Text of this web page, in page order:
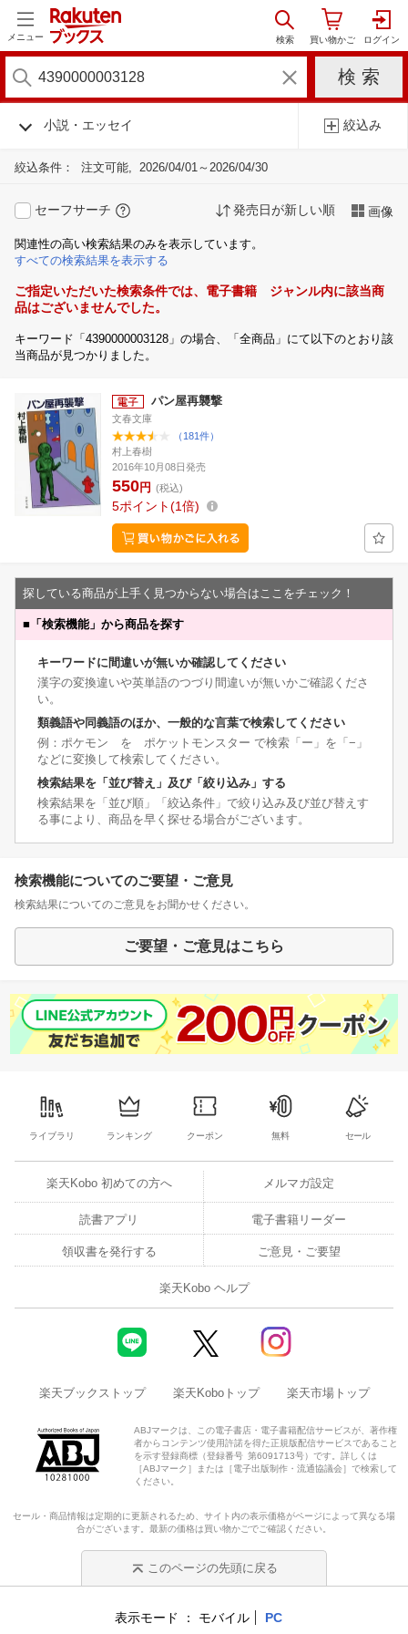
メニュー
小説・エッセイ 絞込み
絞込条件： 注文可能 2026/04/01～2026/04/30
セーフサーチ 発売日が新しい順 画像
関連性の高い検索結果のみを表示しています。
すべての検索結果を表示する
ご指定いただいた検索条件では、電子書籍 ジャンル内に該当商
品はございませんでした。
キーワード「4390000003128」の場合、「全商品」にて以下のとおり該
当商品が見つかりました。
パン屋再襲撃
文春文庫
（181件）
村上春樹
2016年10月08日発売
550円 (税込)
5ポイント 1倍
探している商品が上手く見つからない場合はここをチェック！
■ 「検索機能」から商品を探す
キーワードに間違いが無いか確認してください
漢字の変換違いや英単語のつづり間違いが無いかご確認くださ
い。
類義語や同義語のほか、一般的な言葉で検索してください
例：ポケモン を ポケットモンスター で検索「ー」を「−」
などに変換して検索してください。
検索結果を「並び替え」及び「絞り込み」する
検索結果を「並び順」「絞込条件」で絞り込み及び並び替えす
る事により、商品を早く探せる場合がございます。
検索機能についてのご要望・ご意見
検索結果についてのご意見をお聞かせください。
ご要望・ご意見はこちら
ライブラリ ランキング クーポン 無料 セール
楽天Kobo 初めての方へ メルマガ設定
読書アプリ 電子書籍リーダー
領収書を発行する ご意見・ご要望
楽天Kobo ヘルプ
楽天ブックストップ 楽天Koboトップ 楽天市場トップ
ABJマークは、この電子書店・電子書籍配信サービスが、著作権
者からコンテンツ使用許諾を得た正規版配信サービスであること
を示す登録商標（登録番号 第6091713号）です。詳しくは
［ABJマーク］または［電子出版制作・流通協議会］で検索して
ください。
セール・商品情報は定期的に更新されるため、サイト内の表示価格がページによって異なる場
合がございます。最新の価格は買い物かごでご確認ください。
このページの先頭に戻る
表示モード モバイル PC